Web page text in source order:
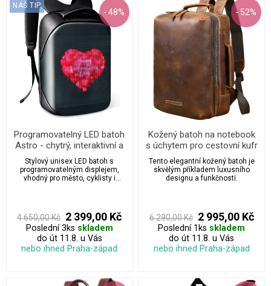
- 48%
NÁŠ TIP
Programovatelný LED batoh
Astro - chytrý, interaktivní a
jednoduše
personalizovatelný
Stylový unisex LED batoh s
programovatelným displejem,
vhodný pro město, cyklisty i
polyester. Personalizujte svůj styl
obrázky, texty i GIFy díky mobilní
aplikaci!
4 650,00 Kč 2 399,00 Kč
Poslední 3ks skladem
do út 11.8. u Vás
nebo ihned Praha-západ
- 52%
Kožený batoh na notebook
s úchytem pro cestovní kufr
Tento elegantní kožený batoh je
skvělým příkladem luxusního
designu a funkčnosti.
6 290,00 Kč 2 995,00 Kč
Poslední 1ks skladem
do út 11.8. u Vás
nebo ihned Praha-západ